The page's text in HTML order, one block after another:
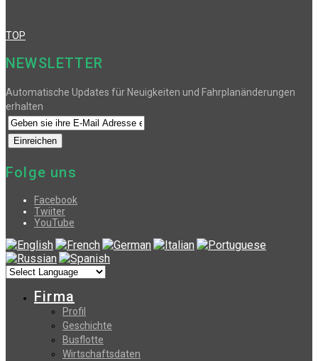
TOP
NEWSLETTER
Automatische Updates für Neuigkeiten und Fahrplanänderungen
erhalten
Folge uns
Facebook
Twiiter
YouTube
Firma
Profil
Geschichte
Busflotte
Wirtschaftsdaten